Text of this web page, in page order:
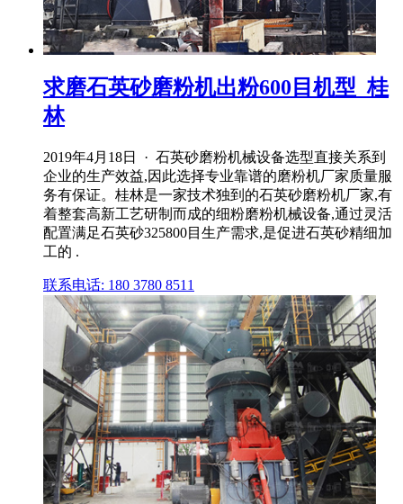
求磨石英砂磨粉机出粉600目机型_桂
林
2019年4月18日 · 石英砂磨粉机械设备选型直接关系到
企业的生产效益,因此选择专业靠谱的磨粉机厂家质量服
务有保证。桂林是一家技术独到的石英砂磨粉机厂家,有
着整套高新工艺研制而成的细粉磨粉机械设备,通过灵活
配置满足石英砂325800目生产需求,是促进石英砂精细加
工的 .
联系电话: 180 3780 8511